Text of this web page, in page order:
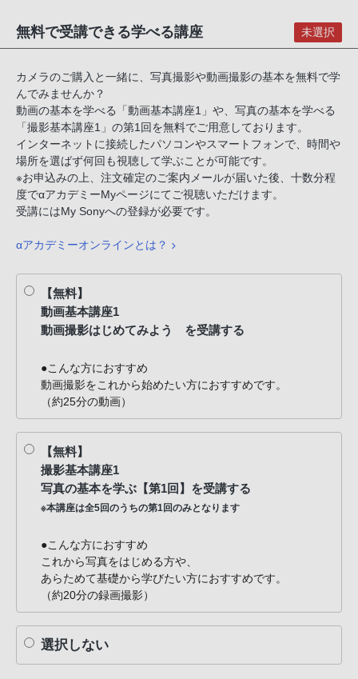
無料で受講できる学べる講座 未選択
カメラのご購入と一緒に、写真撮影や動画撮影の基本を無料で学
んでみませんか？
動画の基本を学べる「動画基本講座1」や、写真の基本を学べる
「撮影基本講座1」の第1回を無料でご用意しております。
インターネットに接続したパソコンやスマートフォンで、時間や
場所を選ばず何回も視聴して学ぶことが可能です。
※お申込みの上、注文確定のご案内メールが届いた後、十数分程
度でαアカデミーMyページにてご視聴いただけます。
受講にはMy Sonyへの登録が必要です。
αアカデミーオンラインとは？
【無料】
動画基本講座1
動画撮影はじめてみよう を受講する
●こんな方におすすめ
動画撮影をこれから始めたい方におすすめです。
（約25分の動画）
【無料】
撮影基本講座1
写真の基本を学ぶ【第1回】を受講する
※本講座は全5回のうちの第1回のみとなります
●こんな方におすすめ
これから写真をはじめる方や、
あらためて基礎から学びたい方におすすめです。
（約20分の録画撮影）
選択しない